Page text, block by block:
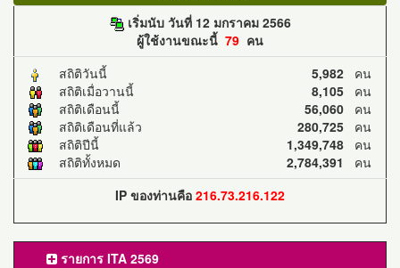
เริ่มนับ วันที่ 12 มกราคม 2566
ผู้ใช้งานขณะนี้ 79 คน
สถิติวันนี้
5,982 คน
สถิติเมื่อวานนี้
8,105 คน
สถิติเดือนนี้
56,060 คน
สถิติเดือนที่แล้ว
280,725 คน
สถิติปีนี้
1,349,748 คน
สถิติทั้งหมด
2,784,391 คน
IP ของท่านคือ 216.73.216.122
รายการ ITA 2569